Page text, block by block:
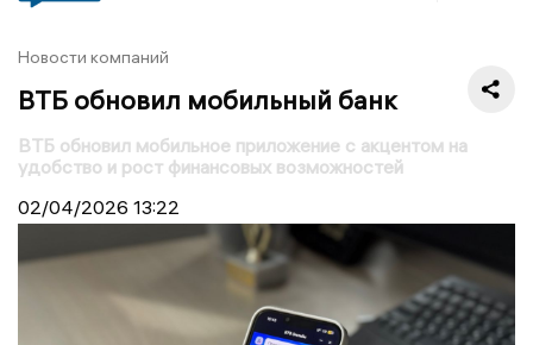
Новости компаний
ВТБ обновил мобильный банк
ВТБ обновил мобильное приложение с акцентом на
удобство и рост финансовых возможностей
02/04/2026 13:22